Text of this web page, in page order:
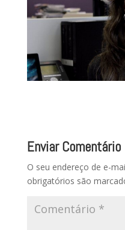
Enviar Comentário
O seu endereço de e-
obrigatórios são